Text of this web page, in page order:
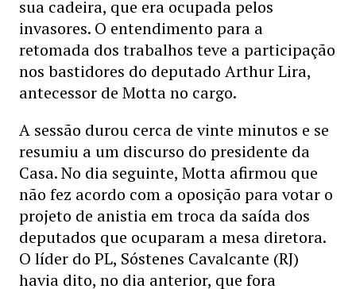
sua cadeira, que era ocupada pelos
invasores. O entendimento para a
retomada dos trabalhos teve a participação
nos bastidores do deputado Arthur Lira,
antecessor de Motta no cargo.
A sessão durou cerca de vinte minutos e se
resumiu a um discurso do presidente da
Casa. No dia seguinte, Motta afirmou que
não fez acordo com a oposição para votar o
projeto de anistia em troca da saída dos
deputados que ocuparam a mesa diretora.
O líder do PL, Sóstenes Cavalcante (RJ)
havia dito, no dia anterior, que fora